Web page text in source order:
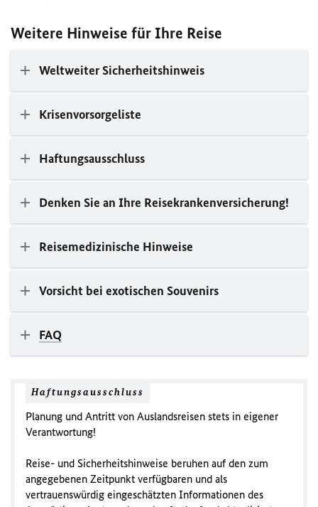
Weitere Hinweise für Ihre Reise
Weltweiter Sicherheitshinweis
Krisenvorsorgeliste
Haftungsausschluss
Denken Sie an Ihre Reisekrankenversicherung!
Reisemedizinische Hinweise
Vorsicht bei exotischen Souvenirs
FAQ
Haftungsausschluss
Planung und Antritt von Auslandsreisen stets in eigener
Verantwortung!
Reise- und Sicherheitshinweise beruhen auf den zum
angegebenen Zeitpunkt verfügbaren und als
vertrauenswürdig eingeschätzten Informationen des